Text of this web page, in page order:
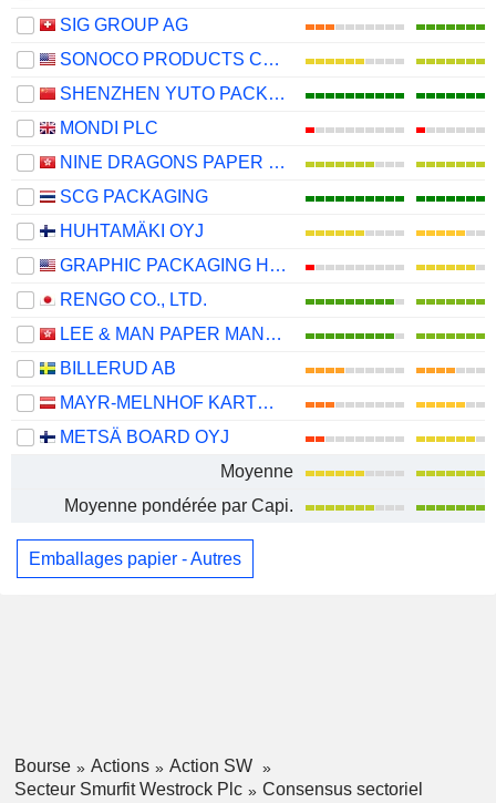
SIG GROUP AG
SONOCO PRODUCTS COMPANY
SHENZHEN YUTO PACKAGING TECHNOLOGY CO., LTD.
MONDI PLC
NINE DRAGONS PAPER (HOLDINGS) LIMITED
SCG PACKAGING
HUHTAMÄKI OYJ
GRAPHIC PACKAGING HOLDING COMPANY
RENGO CO., LTD.
LEE & MAN PAPER MANUFACTURING LIMITED
BILLERUD AB
MAYR-MELNHOF KARTON AG
METSÄ BOARD OYJ
Moyenne
Moyenne pondérée par Capi.
Emballages papier - Autres
Bourse Actions
Action SW
Secteur Smurfit Westrock Plc
Consensus sectoriel